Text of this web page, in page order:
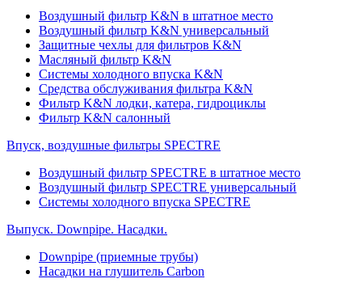
Воздушный фильтр K&N в штатное место
Воздушный фильтр K&N универсальный
Защитные чехлы для фильтров K&N
Масляный фильтр K&N
Системы холодного впуска K&N
Средства обслуживания фильтра K&N
Фильтр K&N лодки, катера, гидроциклы
Фильтр K&N салонный
Впуск, воздушные фильтры SPECTRE
Воздушный фильтр SPECTRE в штатное место
Воздушный фильтр SPECTRE универсальный
Системы холодного впуска SPECTRE
Выпуск. Downpipe. Насадки.
Downpipe (приемные трубы)
Насадки на глушитель Carbon